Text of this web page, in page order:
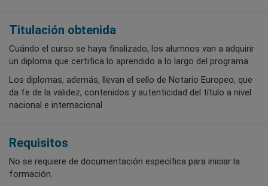
Titulación obtenida
Cuándo el curso se haya finalizado, los alumnos van a adquirir
un diploma que certifica lo aprendido a lo largo del programa.
Los diplomas, además, llevan el sello de Notario Europeo, que
da fe de la validez, contenidos y autenticidad del título a nivel
nacional e internacional
Requisitos
No se requiere de documentación específica para iniciar la
formación.